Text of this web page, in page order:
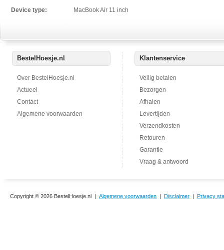
Device type:
MacBook Air 11 inch
BestelHoesje.nl
Over BestelHoesje.nl
Actueel
Contact
Algemene voorwaarden
Klantenservice
Veilig betalen
Bezorgen
Afhalen
Levertijden
Verzendkosten
Retouren
Garantie
Vraag & antwoord
Copyright © 2026 BestelHoesje.nl | Algemene voorwaarden | Disclaimer | Privacy